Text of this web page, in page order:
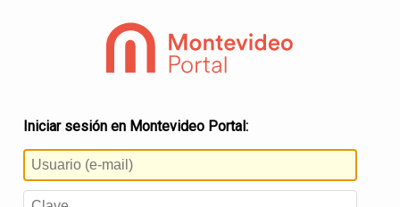
Iniciar sesión en Montevideo Portal: